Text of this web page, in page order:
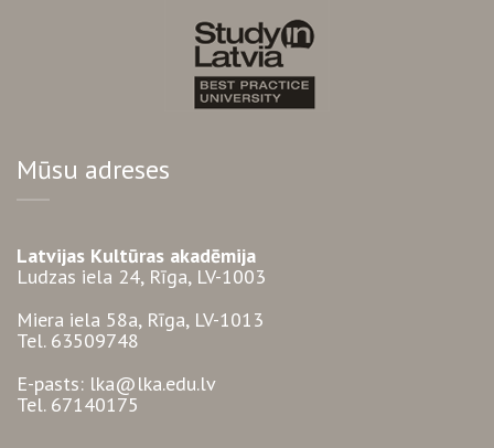
Mūsu adreses
Latvijas Kultūras akadēmija
Ludzas iela 24, Rīga, LV-1003
Miera iela 58a, Rīga, LV-1013
Tel. 63509748
E-pasts: lka@lka.edu.lv
Tel. 67140175